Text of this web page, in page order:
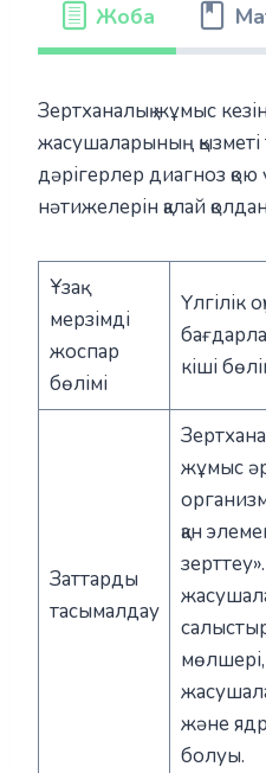
Жоба
Зертханалық жұмыс
жасушаларының
дәрігерлер диагноз қою
нәтижелерін қалай
Ұзақ
мерзімді
жоспар
бөлімі
Үлгілік
кіші
Заттарды
тасымалдау
жұмыс
қан
мөлшері,
және
болуы.